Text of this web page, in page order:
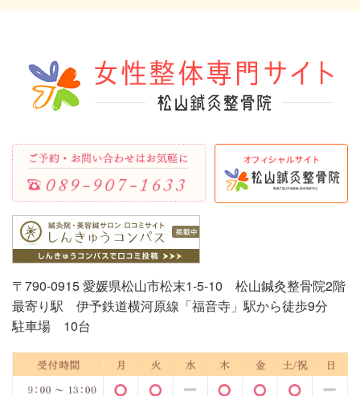
〒790-0915 愛媛県松山市松末1-5-10 松山鍼灸整骨院2階
最寄り駅 伊予鉄道横河原線「福音寺」駅から徒歩9分
駐車場 10台